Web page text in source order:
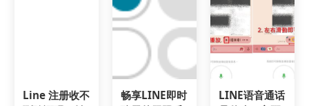
Line 注册收不
畅享LINE即时
LINE语音通话